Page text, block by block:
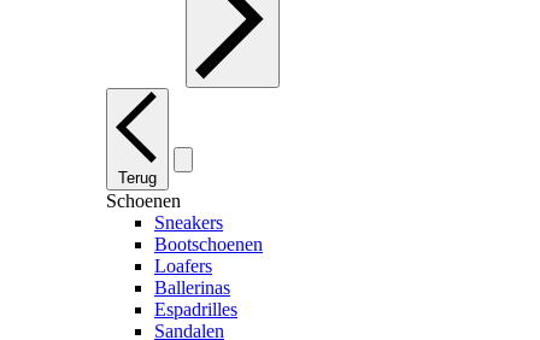
Terug
Schoenen
Sneakers
Bootschoenen
Loafers
Ballerinas
Espadrilles
Sandalen